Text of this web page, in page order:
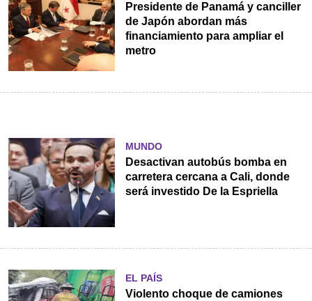
Presidente de Panamá y canciller
de Japón abordan más
financiamiento para ampliar el
metro
MUNDO
Desactivan autobús bomba en
carretera cercana a Cali, donde
será investido De la Espriella
EL PAÍS
Violento choque de camiones